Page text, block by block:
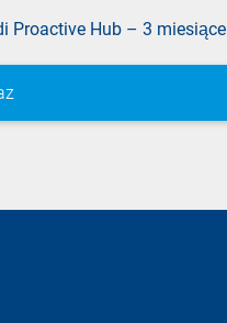
Proactive Hub – 3 miesiące